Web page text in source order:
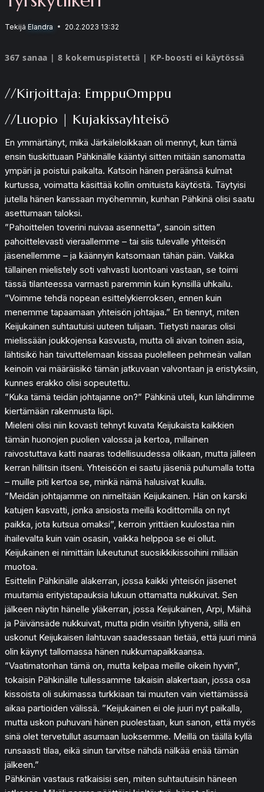
Tekijä Elandra 20.2.2023 13:32
367 sanaa | 8 kokemuspistettä | KP-boosti ei käytössä
//Kirjoittaja: EmppuOmppu
//Luopio | Kujakissayhteisö
En ymmärtänyt, mikä Järkäleloikkaan oli mennyt, kun tämä
ensin tiuskittuaan Pähkinälle kääntyi sitten mitään sanomatta
ympäri ja poistui paikalta. Katsoin hänen peräänsä kulmat
kurtussa, voimatta käsittää kollin omituista käytöstä. Täytyisi
jutella hänen kanssaan myöhemmin, kunhan Pähkinä olisi saatu
asettumaan taloksi.
”Pahoittelen toverini nuivaa asennetta”, sanoin sitten
pahoittelevasti vieraallemme – tai siis tulevalle yhteisön
jäsenellemme – ja käännyin katsomaan tähän päin. Vaikka
tällainen mielistely soti vahvasti luontoani vastaan, se toimi
tässä tilanteessa varmasti paremmin kuin kynsillä uhkailu.
”Voimme tehdä nopean esittelykierroksen, ennen kuin
menemme tapaamaan yhteisön johtajaa.” En tiennyt, miten
Keijukainen suhtautuisi uuteen tulijaan. Tietysti naaras olisi
mielissään joukkojensa kasvusta, mutta oli aivan toinen asia,
lähtisikö hän taivuttelemaan kissaa puolelleen pehmeän vallan
keinoin vai määräisikö tämän jatkuvaan valvontaan ja eristyksiin,
kunnes erakko olisi sopeutettu.
”Kuka tämä teidän johtajanne on?” Pähkinä uteli, kun lähdimme
kiertämään rakennusta läpi.
Mieleni olisi niin kovasti tehnyt kuvata Keijukaista kaikkien
tämän huonojen puolien valossa ja kertoa, millainen
raivostuttava katti naaras todellisuudessa olikaan, mutta jälleen
kerran hillitsin itseni. Yhteisöön ei saatu jäseniä puhumalla totta
– muille piti kertoa se, minkä nämä halusivat kuulla.
”Meidän johtajamme on nimeltään Keijukainen. Hän on karski
katujen kasvatti, jonka ansiosta meillä kodittomilla on nyt
paikka, jota kutsua omaksi”, kerroin yrittäen kuulostaa niin
ihailevalta kuin vain osasin, vaikka helppoa se ei ollut.
Keijukainen ei nimittäin lukeutunut suosikkikissoihini millään
muotoa.
Esittelin Pähkinälle alakerran, jossa kaikki yhteisön jäsenet
muutamia erityistapauksia lukuun ottamatta nukkuivat. Sen
jälkeen näytin hänelle yläkerran, jossa Keijukainen, Arpi, Mäihä
ja Päivänsäde nukkuivat, mutta pidin visiitin lyhyenä, sillä en
uskonut Keijukaisen ilahtuvan saadessaan tietää, että juuri minä
olin käynyt tallomassa hänen nukkumapaikkaansa.
”Vaatimatonhan tämä on, mutta kelpaa meille oikein hyvin”,
tokaisin Pähkinälle tullessamme takaisin alakertaan, jossa osa
kissoista oli sukimassa turkkiaan tai muuten vain viettämässä
aikaa partioiden välissä. ”Keijukainen ei ole juuri nyt paikalla,
mutta uskon puhuvani hänen puolestaan, kun sanon, että myös
sinä olet tervetullut asumaan luoksemme. Meillä on täällä kyllä
runsaasti tilaa, eikä sinun tarvitse nähdä nälkää enää tämän
jälkeen.”
Pähkinän vastaus ratkaisisi sen, miten suhtautuisin häneen